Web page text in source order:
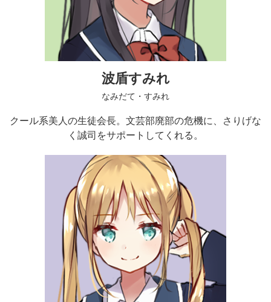
波盾すみれ
なみだて・すみれ
クール系美人の生徒会長。文芸部廃部の危機に、さりげな
く誠司をサポートしてくれる。